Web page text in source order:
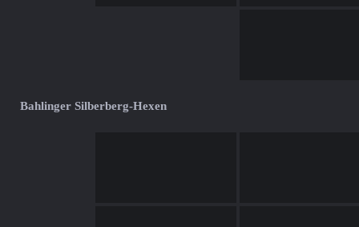
Bahlinger Silberberg-Hexen